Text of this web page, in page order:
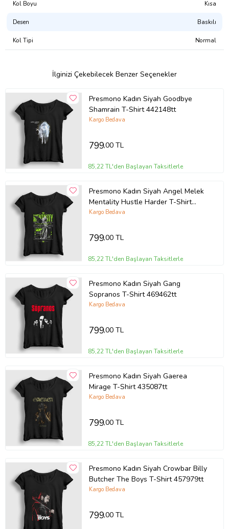
Atlet
Kadın Tişört
Çocuk Tişört
Kapşonsuz Sweatshirt
Fermuarlı Kapşonlu Sweatshirt
Ürün Kodu:kcm75048599
Kol Boyu Kısa
Desen Baskılı
Kol Tipi Normal
İlginizi Çekebilecek Benzer Seçenekler
Presmono Kadın Siyah Goodbye
Shamrain T-Shirt 442148tt
Kargo Bedava
799,00 TL
85,22 TL'den Başlayan Taksitlerle
Presmono Kadın Siyah Angel Melek
Mentality Hustle Harder T-Shirt
441293tt
Kargo Bedava
799,00 TL
85,22 TL'den Başlayan Taksitlerle
Presmono Kadın Siyah Gang
Sopranos T-Shirt 469462tt
Kargo Bedava
799,00 TL
85,22 TL'den Başlayan Taksitlerle
Presmono Kadın Siyah Gaerea
Mirage T-Shirt 435087tt
Kargo Bedava
799,00 TL
85,22 TL'den Başlayan Taksitlerle
Presmono Kadın Siyah Crowbar Billy
Butcher The Boys T-Shirt 457979tt
Kargo Bedava
799,00 TL